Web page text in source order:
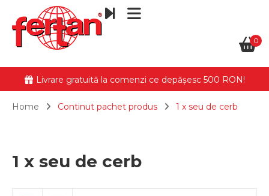
0
Livrare gratuită la comenzi ce depășesc 500 RON!
Home Continut pachet produs 1 x seu de cerb
1 x seu de cerb